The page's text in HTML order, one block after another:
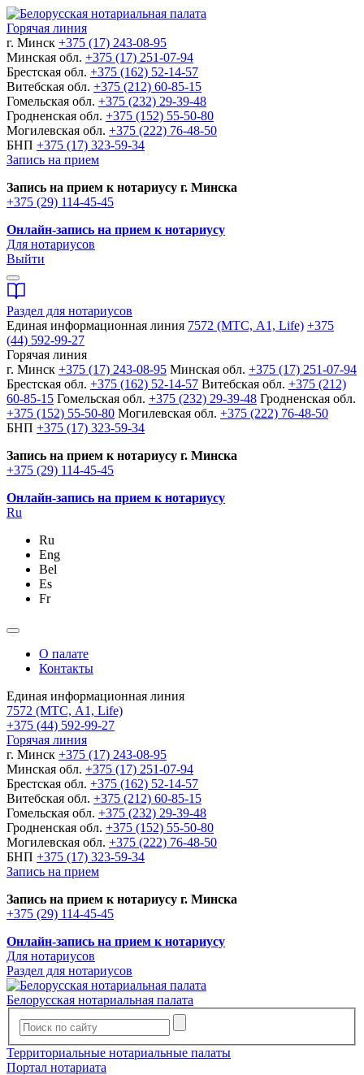
Горячая линия
г. Минск +375 (17) 243-08-95
Минская обл. +375 (17) 251-07-94
Брестская обл. +375 (162) 52-14-57
Витебская обл. +375 (212) 60-85-15
Гомельская обл. +375 (232) 29-39-48
Гродненская обл. +375 (152) 55-50-80
Могилевская обл. +375 (222) 76-48-50
БНП +375 (17) 323-59-34
Запись на прием
Запись на прием к нотариусу г. Минска
+375 (29) 114-45-45
Онлайн-запись на прием к нотариусу
Для нотариусов
Выйти
Раздел для нотариусов
Единая информационная линия 7572 (МТС, A1, Life) +375
(44) 592-99-27
Горячая линия
г. Минск +375 (17) 243-08-95 Минская обл. +375 (17) 251-07-94
Брестская обл. +375 (162) 52-14-57 Витебская обл. +375 (212)
60-85-15 Гомельская обл. +375 (232) 29-39-48 Гродненская обл.
+375 (152) 55-50-80 Могилевская обл. +375 (222) 76-48-50
БНП +375 (17) 323-59-34
Запись на прием к нотариусу г. Минска
+375 (29) 114-45-45
Онлайн-запись на прием к нотариусу
Ru
Ru
Eng
Bel
Es
Fr
О палате
Контакты
Единая информационная линия
7572 (МТС, A1, Life)
+375 (44) 592-99-27
Горячая линия
г. Минск +375 (17) 243-08-95
Минская обл. +375 (17) 251-07-94
Брестская обл. +375 (162) 52-14-57
Витебская обл. +375 (212) 60-85-15
Гомельская обл. +375 (232) 29-39-48
Гродненская обл. +375 (152) 55-50-80
Могилевская обл. +375 (222) 76-48-50
БНП +375 (17) 323-59-34
Запись на прием
Запись на прием к нотариусу г. Минска
+375 (29) 114-45-45
Онлайн-запись на прием к нотариусу
Для нотариусов
Раздел для нотариусов
Белорусская нотариальная палата
Территориальные нотариальные палаты
Портал нотариата